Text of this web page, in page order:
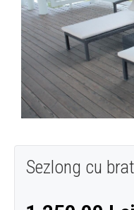
Sezlong cu